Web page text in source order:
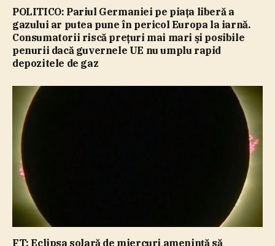
POLITICO: Pariul Germaniei pe piaţa liberă a
gazului ar putea pune în pericol Europa la iarnă.
Consumatorii riscă preţuri mai mari şi posibile
penurii dacă guvernele UE nu umplu rapid
depozitele de gaz
FT: Eclipsa solară de miercuri ameninţă să